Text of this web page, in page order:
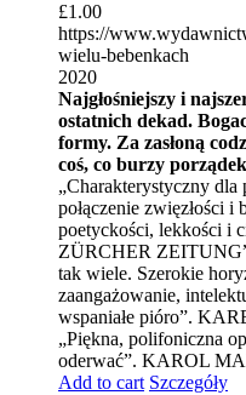
£1.00
https://
wielu-bebenkach
2020
Najgłośniejszy i
ostatnich dekad.
formy. Za zasłoną
coś, co burzy
„Charakterystyczny dla
połączenie zwięzłości i
poetyckości, lekkości i
ZÜRCHER
tak wiele. Szerokie
zaangażowanie,
wspaniałe pióro”.
„Piękna, polifoniczna
oderwać”. KAROL
Add to cart Szczegóły